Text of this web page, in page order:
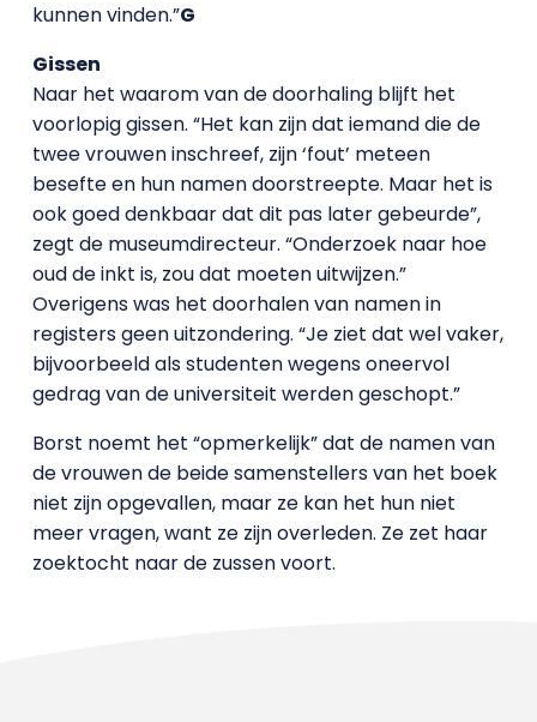
kunnen vinden.”G
Gissen
Naar het waarom van de doorhaling blijft het
voorlopig gissen. “Het kan zijn dat iemand die de
twee vrouwen inschreef, zijn ‘fout’ meteen
besefte en hun namen doorstreepte. Maar het is
ook goed denkbaar dat dit pas later gebeurde”,
zegt de museumdirecteur. “Onderzoek naar hoe
oud de inkt is, zou dat moeten uitwijzen.”
Overigens was het doorhalen van namen in
registers geen uitzondering. “Je ziet dat wel vaker,
bijvoorbeeld als studenten wegens oneervol
gedrag van de universiteit werden geschopt.”
Borst noemt het “opmerkelijk” dat de namen van
de vrouwen de beide samenstellers van het boek
niet zijn opgevallen, maar ze kan het hun niet
meer vragen, want ze zijn overleden. Ze zet haar
zoektocht naar de zussen voort.